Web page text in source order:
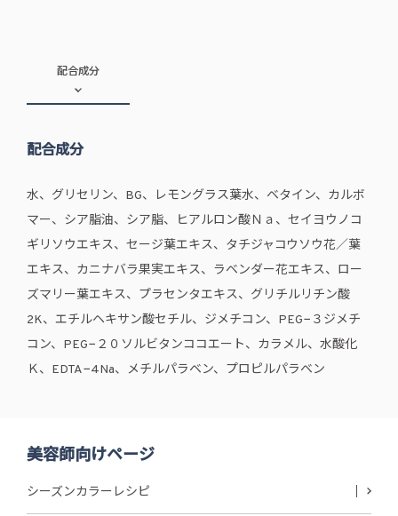
配合成分
配合成分
水、グリセリン、BG、レモングラス葉水、ベタイン、カルボ
マー、シア脂油、シア脂、ヒアルロン酸Ｎａ、セイヨウノコ
ギリソウエキス、セージ葉エキス、タチジャコウソウ花／葉
エキス、カニナバラ果実エキス、ラベンダー花エキス、ロー
ズマリー葉エキス、プラセンタエキス、グリチルリチン酸
2K、エチルヘキサン酸セチル、ジメチコン、PEG−３ジメチ
コン、PEG−２０ソルビタンココエート、カラメル、水酸化
Ｋ、EDTA−4Na、メチルパラベン、プロピルパラベン
美容師向けページ
シーズンカラーレシピ